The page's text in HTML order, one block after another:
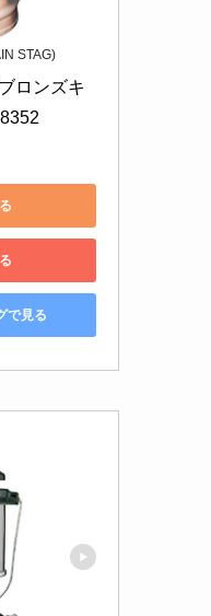
STAG)
ロンズキ
で見る